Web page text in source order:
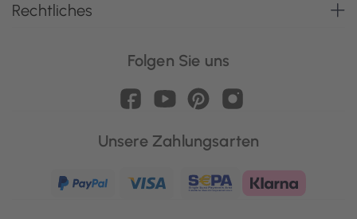
Rechtliches
Folgen Sie uns
Unsere Zahlungsarten